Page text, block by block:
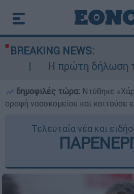
BREAKING NEWS:
δήλωση της
δημοφιλές τώρα: Ντύθηκε
οροφή νοσοκομείου και κοιτούσε
Τελευταία νέα και